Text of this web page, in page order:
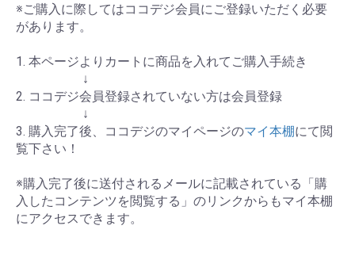
※ご購入に際してはココデジ会員にご登録いただく必要
があります。
1. 本ページよりカートに商品を入れてご購入手続き
↓
2. ココデジ会員登録されていない方は会員登録
↓
3. 購入完了後、ココデジのマイページのマイ本棚にて閲
覧下さい！
※購入完了後に送付されるメールに記載されている「購
入したコンテンツを閲覧する」のリンクからもマイ本棚
にアクセスできます。